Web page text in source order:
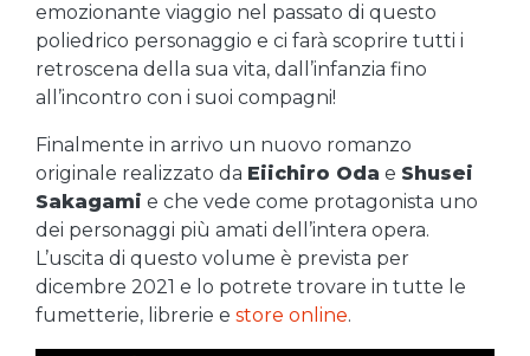
emozionante viaggio nel passato di questo
poliedrico personaggio e ci farà scoprire tutti i
retroscena della sua vita, dall’infanzia fino
all’incontro con i suoi compagni!
Finalmente in arrivo un nuovo romanzo
originale realizzato da Eiichiro Oda e Shusei
Sakagami e che vede come protagonista uno
dei personaggi più amati dell’intera opera.
L’uscita di questo volume è prevista per
dicembre 2021 e lo potrete trovare in tutte le
fumetterie, librerie e store online.